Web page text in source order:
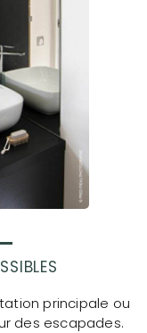
principale ou
des escapades.